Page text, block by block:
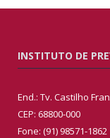
INSTITUTO DE
End.: Tv. Castilho
CEP: 68800-000
Fone: (91) 98571-1862